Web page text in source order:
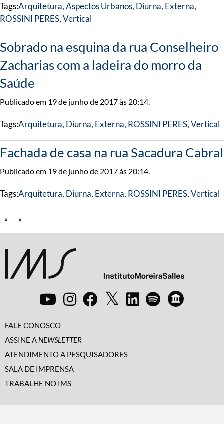
Tags:Arquitetura,Aspectos Urbanos, Diurna, Externa,
ROSSINI PERES,Vertical
Sobrado na esquina da rua Conselheiro
Zacharias com a ladeira do morro da
Saúde
Publicado em 19 de junho de 2017 às 20:14.
Tags:Arquitetura, Diurna, Externa, ROSSINI PERES,Vertical
Fachada de casa na rua Sacadura Cabral
Publicado em 19 de junho de 2017 às 20:14.
Tags:Arquitetura, Diurna, Externa, ROSSINI PERES,Vertical
« »
FALE CONOSCO
ASSINE A NEWSLETTER
ATENDIMENTO A PESQUISADORES
SALA DE IMPRENSA
TRABALHE NO IMS